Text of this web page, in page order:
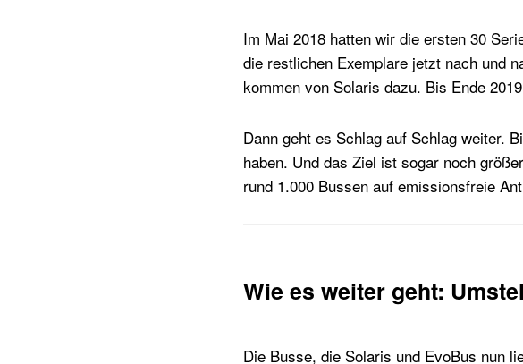
Im Mai 2018 hatten wir die ersten 30
die restlichen Exemplare jetzt nach und
kommen von Solaris dazu. Bis Ende
Dann geht es Schlag auf Schlag weiter.
haben. Und das Ziel ist sogar noch
rund 1.000 Bussen auf emissionsfreie
Wie es weiter geht:
Die Busse, die Solaris und EvoBus nun